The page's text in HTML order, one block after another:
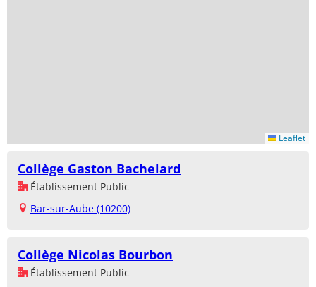
Leaflet
Collège Gaston Bachelard
Établissement Public
Bar-sur-Aube (10200)
Collège Nicolas Bourbon
Établissement Public